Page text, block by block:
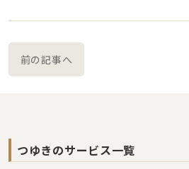
前の記事へ
つゆきのサービス一覧